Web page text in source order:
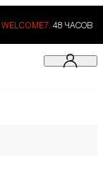
WELCOME7. 48 ЧАСОВ